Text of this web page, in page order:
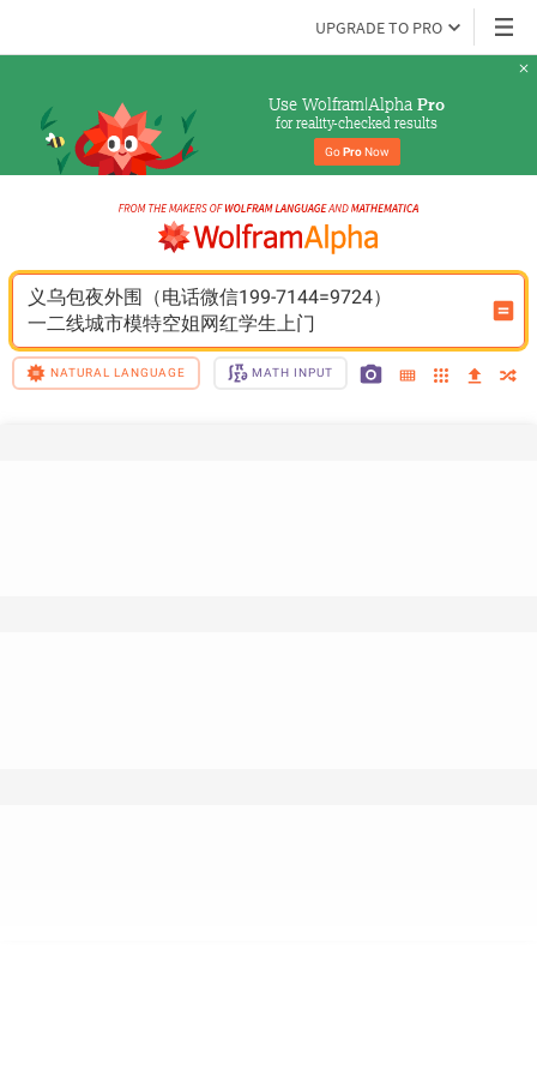
UPGRADE TO PRO
Use Wolfram|Alpha Pro
for reality-checked results
Go Pro Now
义乌包夜外围（电话微信199-7144=9724）
一二线城市模特空姐网红学生上门
NATURAL LANGUAGE MATH INPUT